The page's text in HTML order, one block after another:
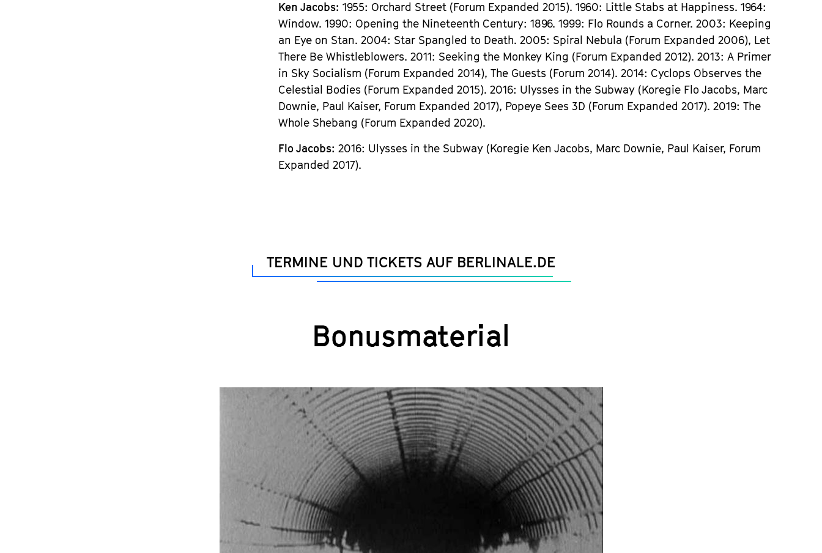
Ken Jacobs:1955: Orchard Street (Forum Expanded 2015). 1960: Little Stabs at Happiness. 1964:
Window. 1990: Opening the Nineteenth Century: 1896. 1999: Flo Rounds a Corner. 2003: Keeping
an Eye on Stan. 2004: Star Spangled to Death. 2005: Spiral Nebula (Forum Expanded 2006), Let
There Be Whistleblowers. 2011: Seeking the Monkey King (Forum Expanded 2012). 2013: A Primer
in Sky Socialism (Forum Expanded 2014), The Guests (Forum 2014). 2014: Cyclops Observes the
Celestial Bodies (Forum Expanded 2015). 2016: Ulysses in the Subway (Koregie Flo Jacobs, Marc
Downie, Paul Kaiser, Forum Expanded 2017), Popeye Sees 3D (Forum Expanded 2017). 2019: The
Whole Shebang (Forum Expanded 2020).
Flo Jacobs:2016: Ulysses in the Subway (Koregie Ken Jacobs, Marc Downie, Paul Kaiser, Forum
Expanded 2017).
TERMINE UND TICKETS AUF BERLINALE.DE
Bonusmaterial